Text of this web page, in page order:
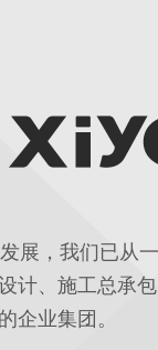
展，我们已从
计、施工总承
企业集团。